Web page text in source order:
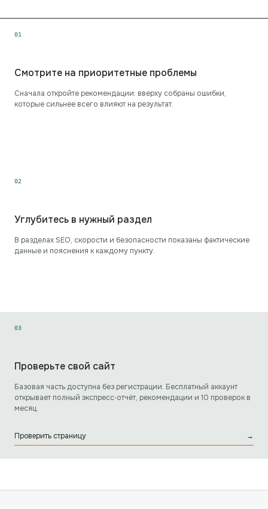
01
Смотрите на приоритетные проблемы
Сначала откройте рекомендации: вверху собраны ошибки,
которые сильнее всего влияют на результат.
02
Углубитесь в нужный раздел
В разделах SEO, скорости и безопасности показаны фактические
данные и пояснения к каждому пункту.
03
Проверьте свой сайт
Базовая часть доступна без регистрации. Бесплатный аккаунт
открывает полный экспресс‑отчёт, рекомендации и 10 проверок в
месяц.
Проверить страницу →